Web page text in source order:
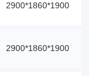
2900*1860*1900
2900*1860*1900